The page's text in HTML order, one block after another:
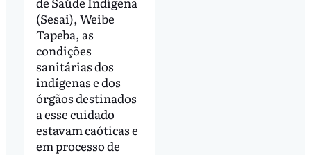
(Sesai), Weibe
Tapeba, as
condições
sanitárias dos
indígenas e dos
órgãos destinados
a esse cuidado
estavam caóticas e
em processo de